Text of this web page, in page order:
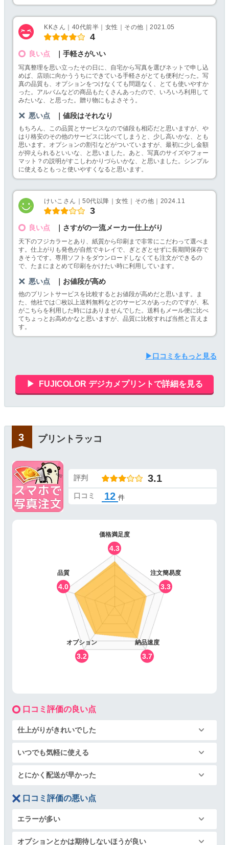
KKさん｜40代前半｜女性｜その他｜2021.05
4
良い点 ｜手軽さがいい
写真整理を思い立ったその日に、自宅から写真を選びネットで申し込
めば、店頭に向かううちにできている手軽さがとても便利だった。写
真の品質も、オプションをつけなくても問題なく、とても使いやすか
った。アルバムなどの商品もたくさんあったので、いろいろ利用して
みたいな、と思った。贈り物にもよさそう。
悪い点 ｜値段はそれなり
もちろん、この品質とサービスなので値段も相応だと思いますが、や
はり格安のその他のサービスに比べてしまうと、少し高いかな、とも
思います。オプションの割引などがついていますが、最初に少し金額
が抑えられるといいな、と思いました。あと、写真のサイズやフォー
マット？の説明がすこしわかりづらいかな、と思いました。シンプル
に使えるともっと使いやすくなると思います。
けいこさん｜50代以降｜女性｜その他｜2024.11
3
良い点 ｜さすがの一流メーカー仕上がり
天下のフジカラーとあり、紙質から印刷まで非常にこだわって選べま
す。仕上がりも発色が自然でキレイで、ぎとぎとせずに長期間保存で
きそうです。専用ソフトをダウンロードしなくても注文ができるの
で、たまにまとめて印刷をかけたい時に利用しています。
悪い点 ｜お値段が高め
他のプリントサービスを比較するとお値段が高めだと思います。ま
た、他社では〇枚以上送料無料などのサービスがあったのですが、私
がこちらを利用した時にはありませんでした。送料もメール便に比べ
てちょっとお高めかなと思いますが、品質に比較すれば当然と言えま
す。
▶口コミをもっと見る
FUJICOLOR デジカメプリントで詳細を見る
プリントラッコ
評判 3.1
口コミ 12 件
価格満足度
4.3
注文簡易度
3.3
納品速度
3.7
オプション
3.2
品質
4.0
口コミ評価の良い点
仕上がりがきれいでした
いつでも気軽に使える
とにかく配送が早かった
口コミ評価の悪い点
エラーが多い
オプションとかは期待しないほうが良い